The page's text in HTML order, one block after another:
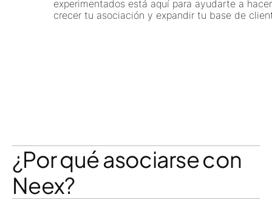
experimentados está aquí para ayudarte a hacer
crecer tu asociación y expandir tu base de clientes.
¿Por qué asociarse con
Neex?